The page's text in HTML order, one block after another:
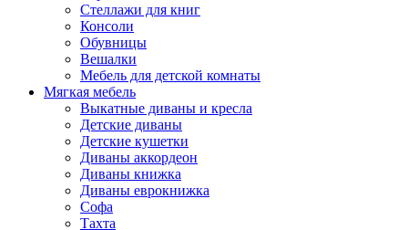
Стеллажи для книг
Консоли
Обувницы
Вешалки
Мебель для детской комнаты
Мягкая мебель
Выкатные диваны и кресла
Детские диваны
Детские кушетки
Диваны аккордеон
Диваны книжка
Диваны еврокнижка
Софа
Тахта